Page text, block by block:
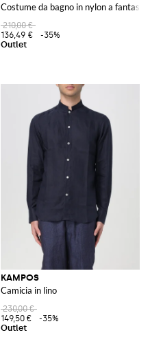
Costume da bagno in nylon a fantasia
210,00 €
136,49 €
-35%
KAMPOS
Camicia in lino
230,00 €
149,50 €
-35%